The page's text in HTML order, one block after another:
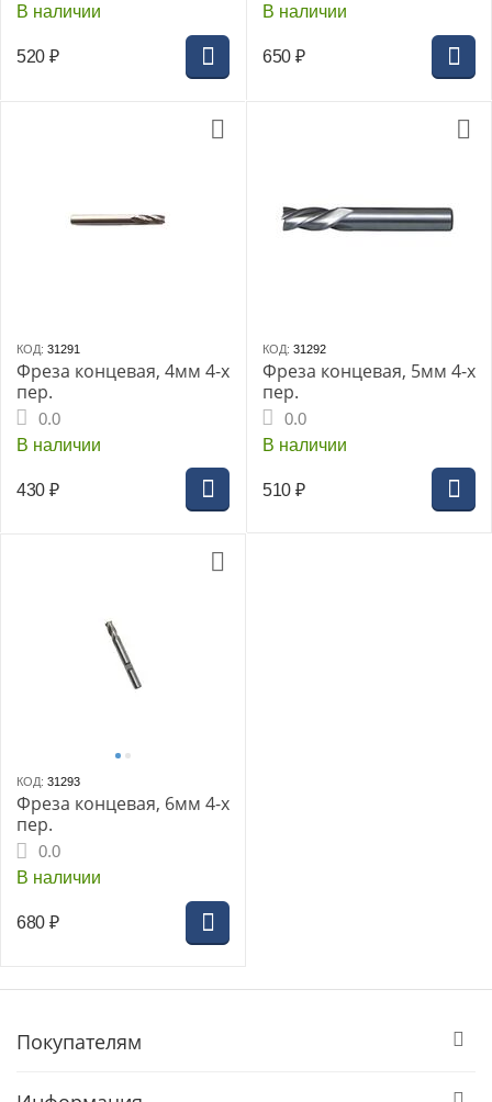
В наличии
520 ₽
В наличии
650 ₽
КОД: 31291
Фреза концевая, 4мм 4-х
пер.
0.0
В наличии
430 ₽
КОД: 31292
Фреза концевая, 5мм 4-х
пер.
0.0
В наличии
510 ₽
КОД: 31293
Фреза концевая, 6мм 4-х
пер.
0.0
В наличии
680 ₽
Покупателям